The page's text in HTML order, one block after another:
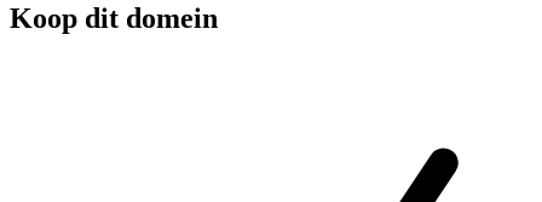
Koop dit domein